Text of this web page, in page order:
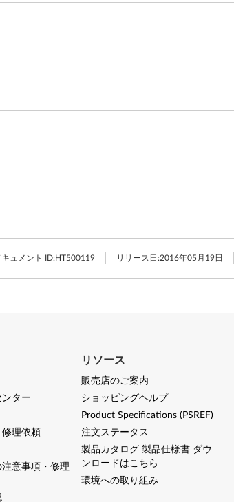
キュメント ID:HT500119 リリース日:2016年05月19日
ンター
理依頼
意事項・修理
リソース
販売店のご案内
ショッピングヘルプ
Product Specifications (PSREF)
注文ステータス
製品カタログ 製品仕様書 ダウ
ンロードはこちら
環境への取り組み